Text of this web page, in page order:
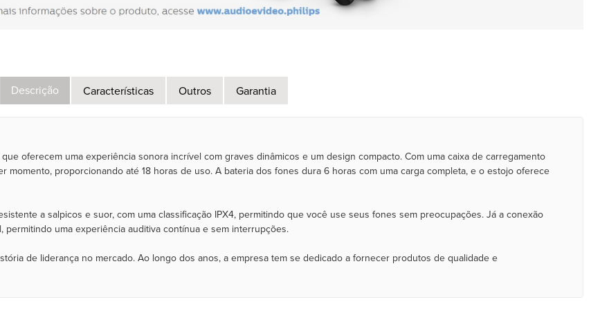
Descrição Características Outros Garantia
oferecem uma experiência sonora incrível com graves dinâmicos e um design compacto. Com uma caixa de carregamento
momento, proporcionando até 18 horas de uso. A bateria dos fones dura 6 horas com uma carga completa, e o estojo oferece
a salpicos e suor, com uma classificação IPX4, permitindo que você use seus fones sem preocupações. Já a conexão
uma experiência auditiva contínua e sem interrupções.
de liderança no mercado. Ao longo dos anos, a empresa tem se dedicado a fornecer produtos de qualidade e